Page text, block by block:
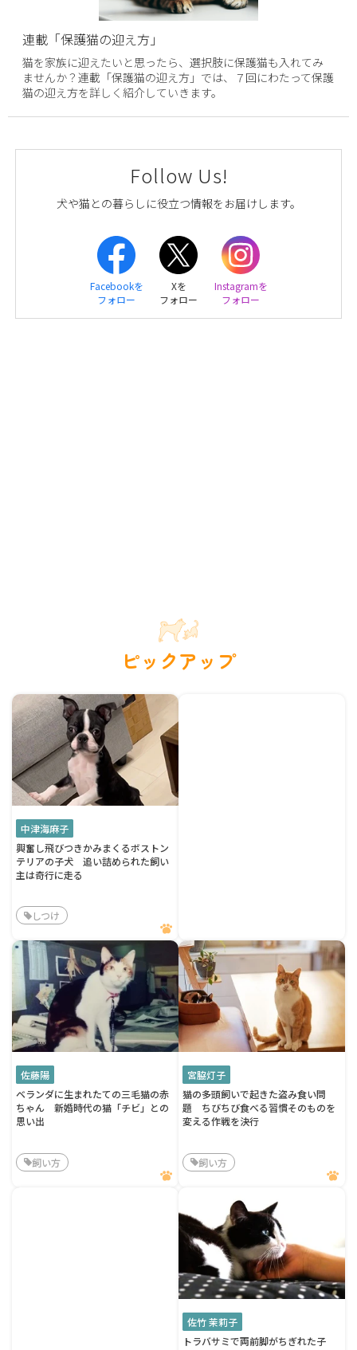
連載「保護猫の迎え方」
猫を家族に迎えたいと思ったら、選択肢に保護猫も入れてみ
ませんか？連載「保護猫の迎え方」では、７回にわたって保護
猫の迎え方を詳しく紹介していきます。
Follow Us!
犬や猫との暮らしに役立つ情報をお届けします。
Facebookを
フォロー
Xを
フォロー
Instagramを
フォロー
ピックアップ
中津海麻子
興奮し飛びつきかみまくるボストン
テリアの子犬 追い詰められた飼い
主は奇行に走る
しつけ
佐藤陽
ベランダに生まれたての三毛猫の赤
ちゃん 新婚時代の猫「チビ」との
思い出
飼い方
宮脇灯子
猫の多頭飼いで起きた盗み食い問
題 ちびちび食べる習慣そのものを
変える作戦を決行
飼い方
佐竹 茉莉子
トラバサミで両前脚がちぎれた子